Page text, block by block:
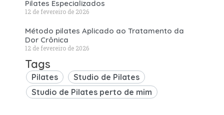
Pilates Especializados
12 de fevereiro de 2026
Método pilates Aplicado ao Tratamento da
Dor Crônica
12 de fevereiro de 2026
Tags
Pilates
Studio de Pilates
Studio de Pilates perto de mim